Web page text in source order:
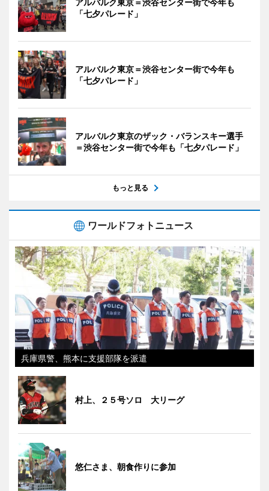
アルバルク東京＝渋谷センター街で今年も
「七夕パレード」
アルバルク東京＝渋谷センター街で今年も
「七夕パレード」
アルバルク東京のザック・バランスキー選手
＝渋谷センター街で今年も「七夕パレード」
もっと見る
ワールドフォトニュース
兵庫県警、熊本に支援部隊を派遣
村上、２５号ソロ 大リーグ
悠仁さま、朝食作りに参加